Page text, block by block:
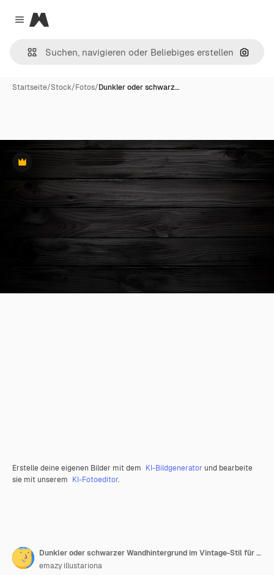
Close menu
Magnific
Nach
Startseite/Stock/Fotos/Dunkler oder schwarz…
Premium
Erstelle deine eigenen Bilder mit dem KI-Bildgenerator und bearbeite
sie mit unserem KI-Fotoeditor.
Dunkler oder schwarzer Wandhintergrund im Vintage-Stil für Grafikdesign oder Tapeten
emazy illustariona